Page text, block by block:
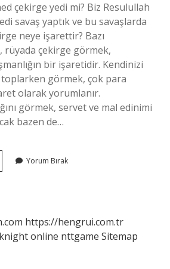
çekirge yedi mi? Biz Resulullah
savaş yaptık ve bu savaşlarda
neye işarettir? Bazı
rüyada çekirge görmek,
bir işaretidir. Kendinizi
toplarken görmek, çok para
olarak yorumlanır.
görmek, servet ve mal edinimi
bazen de…
Yorum Bırak
https://hengrui.com.tr
knight online nttgame Sitemap